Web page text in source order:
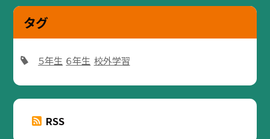
タグ
５年生 ６年生 校外学習
RSS